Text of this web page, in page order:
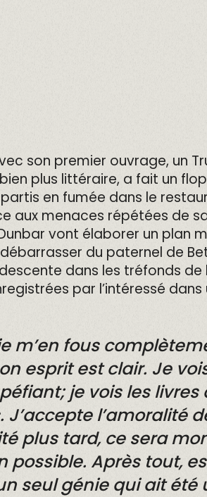
son premier ouvrage, un
plus littéraire, a fait un
en fumée dans le
aux menaces répétées de
vont élaborer un plan
du paternel de
dans les tréfonds de
par l’intéressé
m’en fous
esprit est clair. Je
je vois les
l’amoralité
plus tard, ce sera
Après tout,
seul génie qui ait été